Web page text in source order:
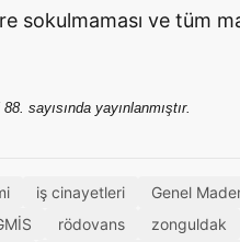
sokulmaması ve tüm
sayısında yayınlanmıştır.
iş cinayetleri
Genel
rödovans zonguldak